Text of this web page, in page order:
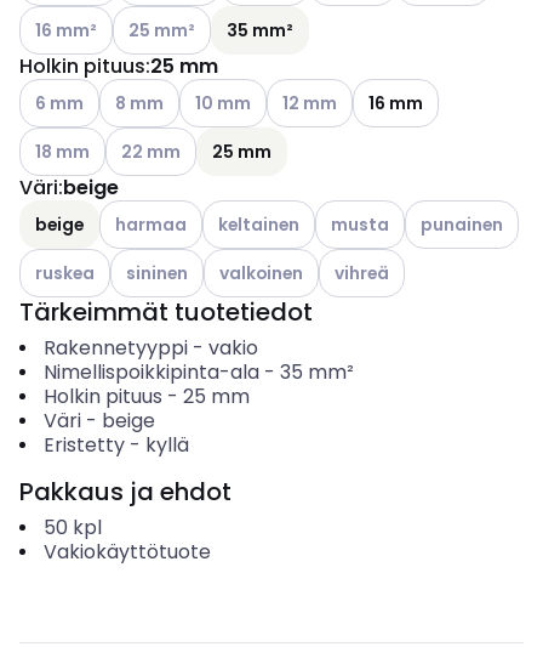
Katso käytettävissä olevat vaihtoehdot
16 mm² Katso käytettävissä olevat vaihtoehdot
25 mm² 35 mm²
Holkin pituus:25 mm
Katso käytettävissä olevat vaihtoehdot
6 mm Katso käytettävissä olevat vaihtoehdot
8 mm Katso käytettävissä olevat vaihtoehdot
10 mm Katso käytettävissä olevat
12 mm
16 mm
Katso käytettävissä olevat vaihtoehdot
18 mm Katso käytettävissä olevat vaihtoehdot
22 mm 25 mm
Väri:beige
beige Katso käytettävissä olevat vaihtoehdot
harmaa Katso käytettävissä olevat vaihtoehdot
keltainen Katso käytettävissä
musta Katso
punainen
Katso käytettävissä olevat vaihtoehdot
ruskea Katso käytettävissä olevat vaihtoehdot
sininen Katso käytettävissä olevat vaihtoehdot
valkoinen Katso käytettävissä
vihreä
Tärkeimmät tuotetiedot
Rakennetyyppi- vakio
Nimellispoikkipinta-ala- 35 mm²
Holkin pituus - 25 mm
Väri- beige
Eristetty- kyllä
Pakkaus ja ehdot
50 kpl
Vakiokäyttötuote